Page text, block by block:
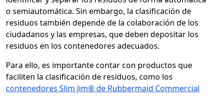
o semiautomática. Sin embargo, la clasificación de
residuos también depende de la colaboración de los
ciudadanos y las empresas, que deben depositar los
residuos en los contenedores adecuados.
Para ello, es importante contar con productos que
faciliten la clasificación de residuos, como los
contenedores Slim Jim® de Rubbermaid Commercial